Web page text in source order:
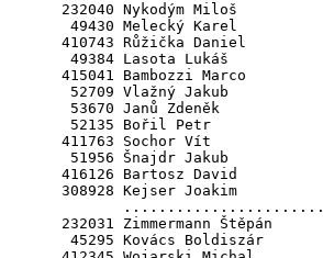
232040 Nykodým Miloš
49430 Melecký Karel
410743 Růžička Daniel
49384 Lasota Lukáš
415041 Bambozzi Marco
52709 Vlažný Jakub
53670 Janů Zdeněk
52135 Bořil Petr
411763 Sochor Vít
51956 Šnajdr Jakub
416126 Bartosz David
308928 Kejser Joakim
232031 Zimmermann Štěpán
45295 Kovács Boldiszár